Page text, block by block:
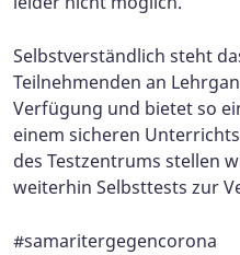
Selbstverständlich steht
Teilnehmenden an
Verfügung und bietet so
einem sicheren
des Testzentrums stellen
weiterhin Selbsttests zur
#samaritergegencorona